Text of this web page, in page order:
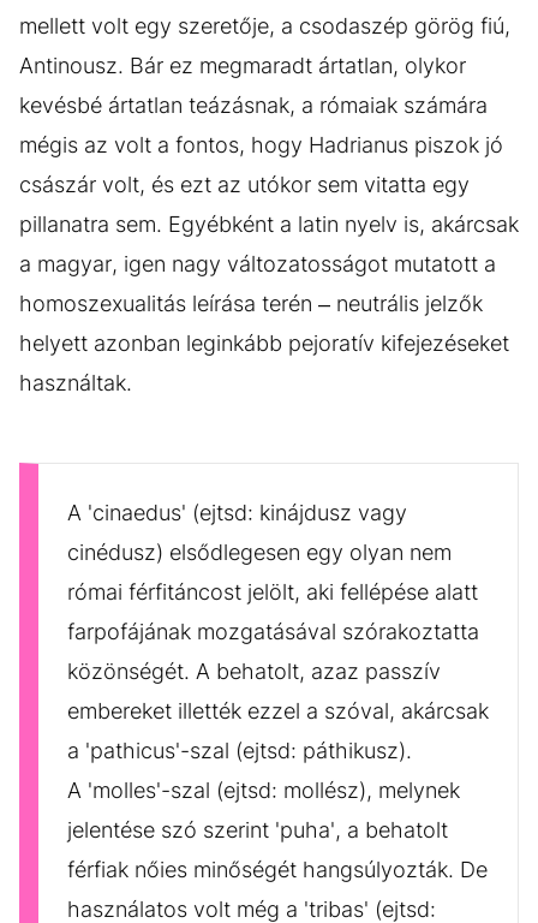
mellett volt egy szeretője, a csodaszép görög fiú,
Antinousz. Bár ez megmaradt ártatlan, olykor
kevésbé ártatlan teázásnak, a rómaiak számára
mégis az volt a fontos, hogy Hadrianus piszok jó
császár volt, és ezt az utókor sem vitatta egy
pillanatra sem. Egyébként a latin nyelv is, akárcsak
a magyar, igen nagy változatosságot mutatott a
homoszexualitás leírása terén – neutrális jelzők
helyett azonban leginkább pejoratív kifejezéseket
használtak.
A 'cinaedus' (ejtsd: kinájdusz vagy
cinédusz) elsődlegesen egy olyan nem
római férfitáncost jelölt, aki fellépése alatt
farpofájának mozgatásával szórakoztatta
közönségét. A behatolt, azaz passzív
embereket illették ezzel a szóval, akárcsak
a 'pathicus'-szal (ejtsd: páthikusz).
A 'molles'-szal (ejtsd: mollész), melynek
jelentése szó szerint 'puha', a behatolt
férfiak nőies minőségét hangsúlyozták. De
használatos volt még a 'tribas' (ejtsd: